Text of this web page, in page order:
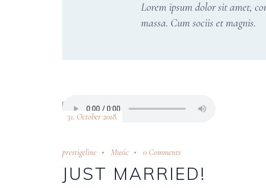
Lorem ipsum dolor sit amet,
massa. Cum sociis et magnis.
31. October 2018.
prestigeline Music 0 Comments
JUST MARRIED!